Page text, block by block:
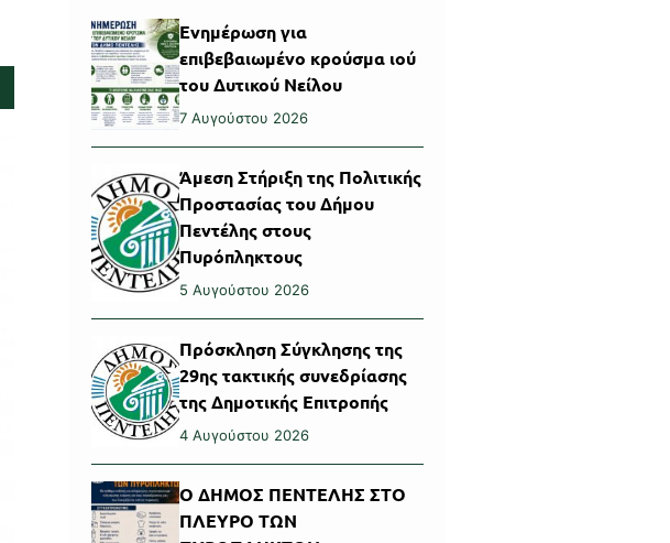
Ενημέρωση για
επιβεβαιωμένο κρούσμα ιού
του Δυτικού Νείλου
7 Αυγούστου 2026
Άμεση Στήριξη της Πολιτικής
Προστασίας του Δήμου
Πεντέλης στους
Πυρόπληκτους
5 Αυγούστου 2026
Πρόσκληση Σύγκλησης της
29ης τακτικής συνεδρίασης
της Δημοτικής Επιτροπής
4 Αυγούστου 2026
Ο ΔΗΜΟΣ ΠΕΝΤΕΛΗΣ ΣΤΟ
ΠΛΕΥΡΟ ΤΩΝ